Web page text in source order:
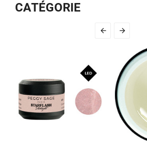
CATÉGORIE
 